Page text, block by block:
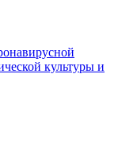
культуры и